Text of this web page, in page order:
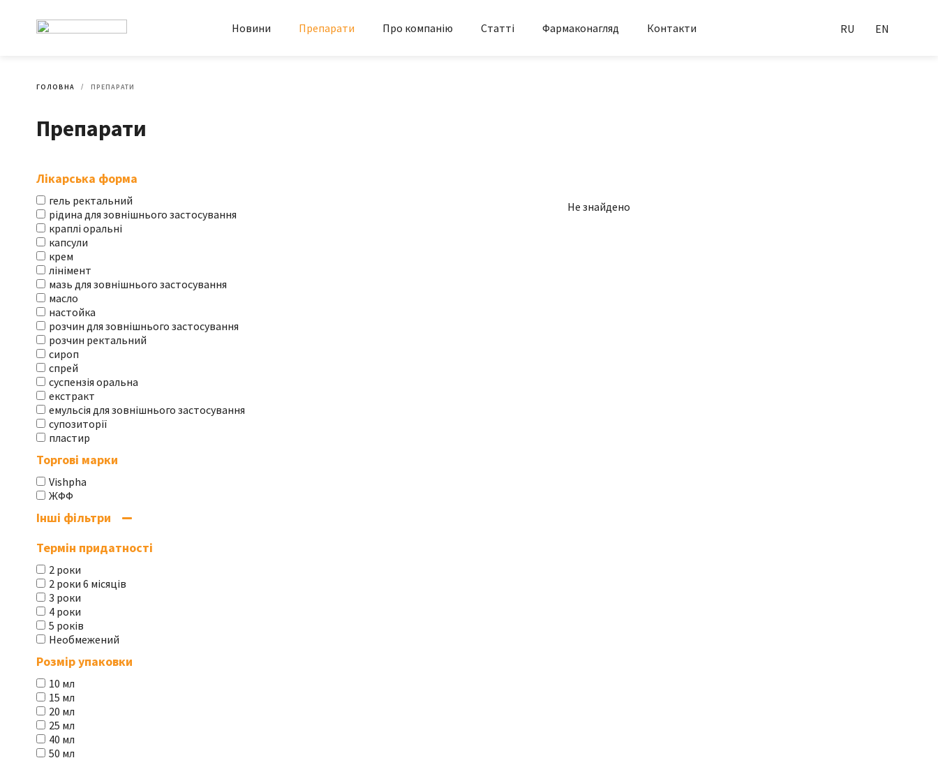
Новини Препарати Про компанію Статті Фармаконагляд Контакти RU EN
ГОЛОВНА ПРЕПАРАТИ
Препарати
Лікарська форма
гель ректальний
рідина для зовнішнього застосування
краплі оральні
капсули
крем
лінімент
мазь для зовнішнього застосування
масло
настойка
розчин для зовнішнього застосування
розчин ректальний
сироп
спрей
суспензія оральна
екстракт
емульсія для зовнішнього застосування
супозиторії
пластир
Торгові марки
Vishpha
ЖФФ
Інші фільтри
Термін придатності
2 роки
2 роки 6 місяців
3 роки
4 роки
5 років
Необмежений
Розмір упаковки
10 мл
15 мл
20 мл
25 мл
40 мл
50 мл
Не знайдено